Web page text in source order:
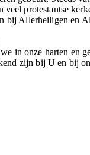
veel protestantse
bij Allerheiligen en
in onze harten en
zijn bij U en bij